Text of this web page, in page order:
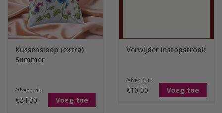
Kussensloop (extra)
Summer
Adviesprijs:
€24,00 Voeg toe
Verwijder instopstrook
Adviesprijs:
€10,00 Voeg toe